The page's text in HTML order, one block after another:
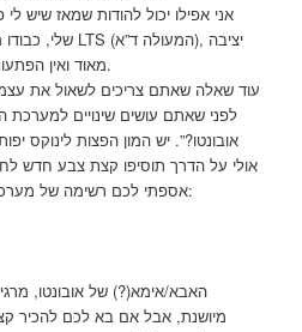
אני אפילו יכול להודות שמאז שיש
מאוד ואין הפתעות (איזה יובש, תאמינו לי).
עוד שאלה שאתם צריכים לשאול את
לפני שאתם עושים שינויים
אובונטו?”. יש המון הפצות לינוקס
אולי על הדרך תוסיפו קצת צבע חדש
אספתי לכם רשימה של מערכות הפעלה ששווה להכיר:
מיושנת, אבל אם בא לכם להכיר